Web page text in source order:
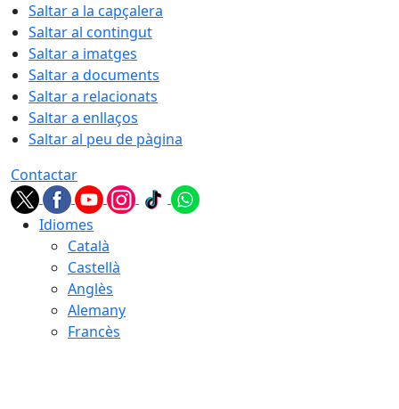
Saltar a la capçalera
Saltar al contingut
Saltar a imatges
Saltar a documents
Saltar a relacionats
Saltar a enllaços
Saltar al peu de pàgina
Contactar
Idiomes
Català
Castellà
Anglès
Alemany
Francès